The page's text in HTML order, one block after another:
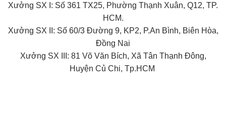
Xưởng SX I: Số 361 TX25, Phường Thạnh Xuân, Q12, TP.
HCM.
Xưởng SX II: Số 60/3 Đường 9, KP2, P.An Bình, Biên Hòa,
Đồng Nai
Xưởng SX III: 81 Võ Văn Bích, Xã Tân Thạnh Đông,
Huyện Củ Chi, Tp.HCM